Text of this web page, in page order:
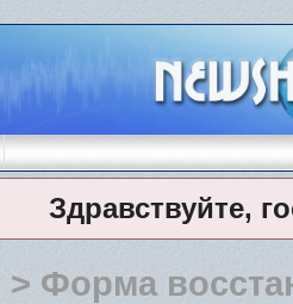
Здравствуйте,
> Форма